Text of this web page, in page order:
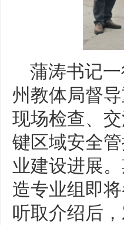
蒲涛书记
州教体局督
现场检查、
键区域安全
业建设进展
造专业组即
听取介绍后